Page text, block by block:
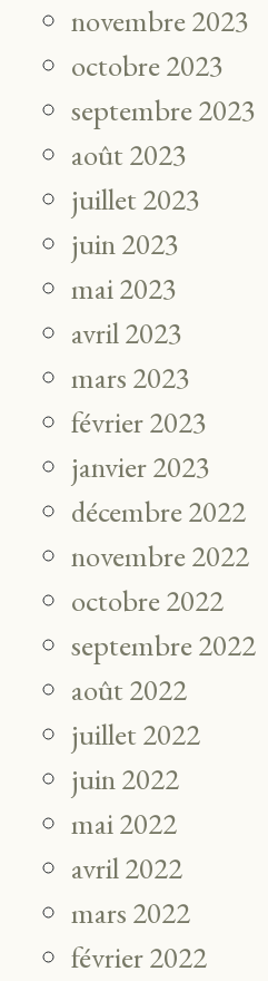
novembre 2023
octobre 2023
septembre 2023
août 2023
juillet 2023
juin 2023
mai 2023
avril 2023
mars 2023
février 2023
janvier 2023
décembre 2022
novembre 2022
octobre 2022
septembre 2022
août 2022
juillet 2022
juin 2022
mai 2022
avril 2022
mars 2022
février 2022